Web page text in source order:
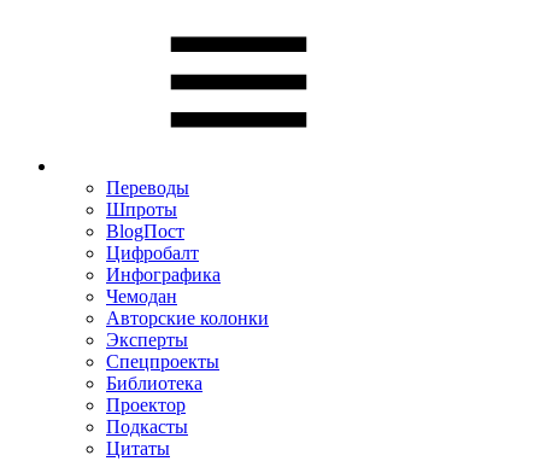
Переводы
Шпроты
BlogПост
Цифробалт
Инфографика
Чемодан
Авторские колонки
Эксперты
Спецпроекты
Библиотека
Проектор
Подкасты
Цитаты